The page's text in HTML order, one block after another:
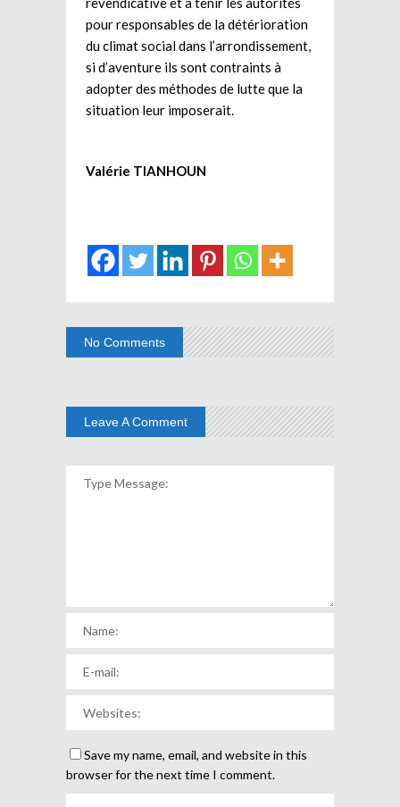
pour responsables de la détérioration
du climat social dans l’arrondissement,
si d’aventure ils sont contraints à
adopter des méthodes de lutte que la
situation leur imposerait.
Valérie TIANHOUN
No Comments
Leave A Comment
Save my name, email, and website in this
browser for the next time I comment.